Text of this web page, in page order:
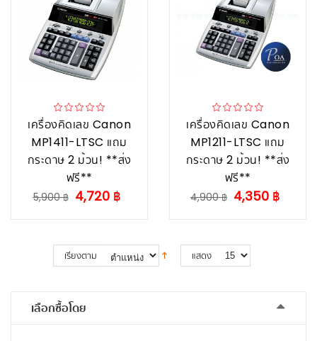
เครื่องคิดเลข Canon
MP1411-LTSC แถม
กระดาษ 2 ม้วน! **ส่ง
ฟรี**
5,900 ฿ 4,720 ฿
เครื่องคิดเลข Canon
MP1211-LTSC แถม
กระดาษ 2 ม้วน! **ส่ง
ฟรี**
4,900 ฿ 4,350 ฿
เรียงตาม แสดง
เลือกซื้อโดย